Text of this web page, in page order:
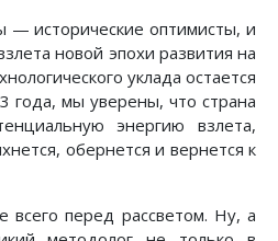
— исторические оптимисты, и
новой эпохи развития на
уклада остается
года, мы уверены, что страна
энергию взлета,
обернется и вернется к
всего перед рассветом. Ну, а